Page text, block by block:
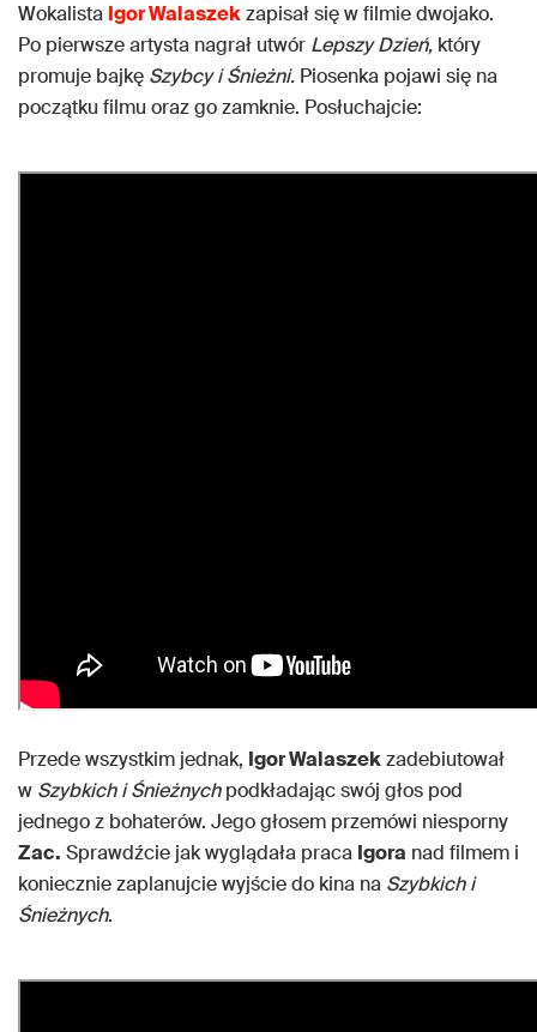
Wokalista Igor Walaszekzapisał się w filmie dwojako.
Po pierwsze artysta nagrał utwór Lepszy Dzień, który
promuje bajkę Szybcy i Śnieżni. Piosenka pojawi się na
początku filmu oraz go zamknie. Posłuchajcie:
Przede wszystkim jednak, Igor Walaszekzadebiutował
w Szybkich i Śnieżnychpodkładając swój głos pod
jednego z bohaterów. Jego głosem przemówi niesporny
Zac. Sprawdźcie jak wyglądała praca Igora nad filmem i
koniecznie zaplanujcie wyjście do kina na Szybkich i
Śnieżnych.